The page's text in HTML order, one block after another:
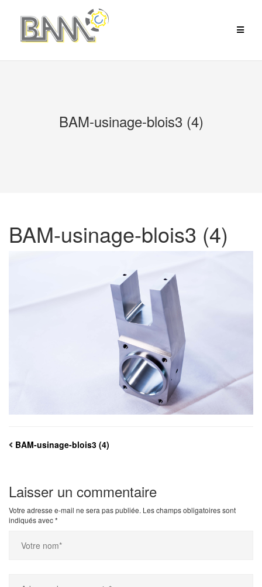
contenu
BAM-usinage-blois3 (4)
BAM-usinage-blois3 (4)
BAM-usinage-blois3 (4)
Laisser un commentaire
Votre adresse e-mail ne sera pas publiée. Les champs obligatoires sont
indiqués avec*